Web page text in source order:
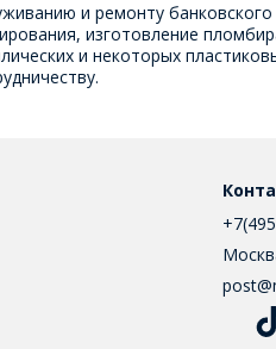
и ремонту
изготовление
и некоторых